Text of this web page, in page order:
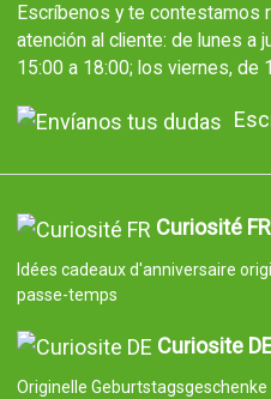
Escríbenos y te contestamos
atención al cliente: de lunes a
15:00 a 18:00; los viernes, de
Curiosité FR
Idées cadeaux d'anniversaire
passe-temps
Curiosite
Originelle